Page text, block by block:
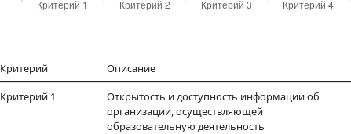
Критерий Описание
Критерий 1
Открытость и доступность информации об
организации, осуществляющей
образовательную деятельность